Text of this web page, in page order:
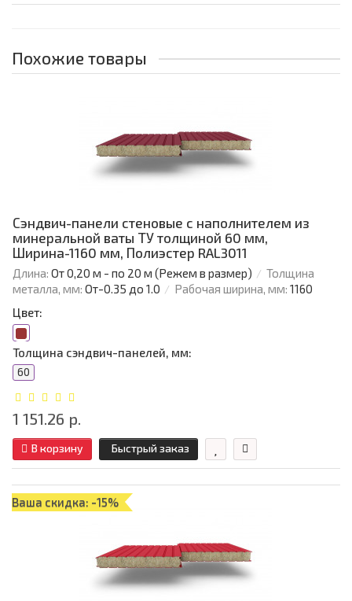
Похожие товары
Сэндвич-панели стеновые с наполнителем из
минеральной ваты ТУ толщиной 60 мм,
Ширина-1160 мм, Полиэстер RAL3011
Длина: От 0,20 м - по 20 м (Режем в размер)
Толщина
металла, мм: От-0.35 до 1.0 Рабочая ширина, мм: 1160
Цвет:
Толщина сэндвич-панелей, мм:
60
1 151.26 р.
В корзину Быстрый заказ
Ваша скидка: -15%